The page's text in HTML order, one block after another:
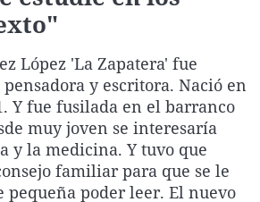
Como el perro y el
Equipo de
Operación Viuda
La Rioja
Navarra
País Vasco
Elecciones
López 'La Zapatera' fue
y escritora. Nació en
Y fue fusilada en el barranco
muy joven se interesaría
y la medicina. Y tuvo que
familiar para que se le
pequeña poder leer. El nuevo